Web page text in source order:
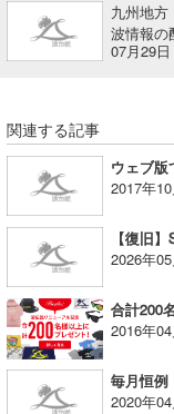
九州地
波情報の
07月29日
関連する記事
2017年
2026年
2016年
2020年